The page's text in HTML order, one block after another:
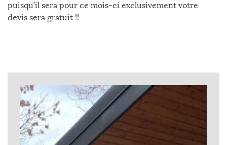
puisqu’il sera pour ce mois-ci exclusivement votre
devis sera gratuit !!